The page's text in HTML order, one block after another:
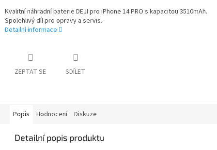
Kvalitní náhradní baterie DEJI pro iPhone 14 PRO s kapacitou 3510mAh.
Spolehlivý díl pro opravy a servis.
Detailní informace
ZEPTAT SE SDÍLET
Popis Hodnocení Diskuze
Detailní popis produktu